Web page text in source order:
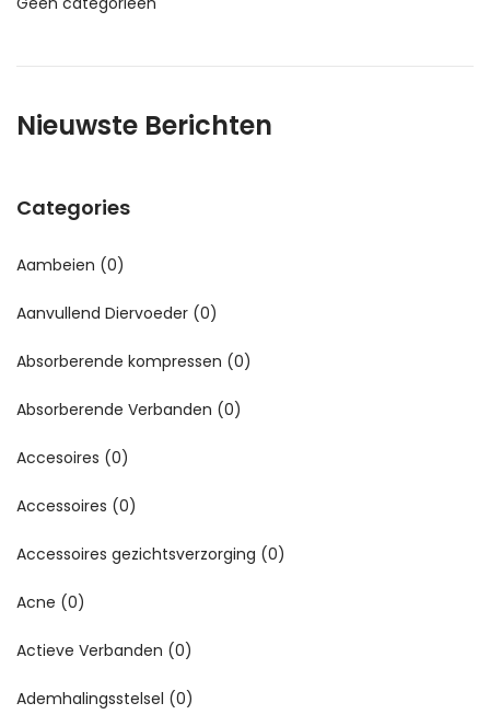
Nieuwste Berichten
Categories
Aambeien (0)
Aanvullend Diervoeder (0)
Absorberende kompressen (0)
Absorberende Verbanden (0)
Accesoires (0)
Accessoires (0)
Accessoires gezichtsverzorging (0)
Acne (0)
Actieve Verbanden (0)
Ademhalingsstelsel (0)